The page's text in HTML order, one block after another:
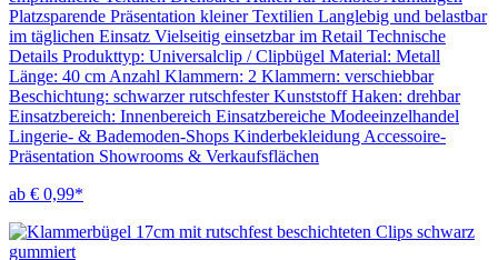
Platzsparende Präsentation kleiner Textilien Langlebig und belastbar
im täglichen Einsatz Vielseitig einsetzbar im Retail Technische
Details Produkttyp: Universalclip / Clipbügel Material: Metall
Länge: 40 cm Anzahl Klammern: 2 Klammern: verschiebbar
Beschichtung: schwarzer rutschfester Kunststoff Haken: drehbar
Einsatzbereich: Innenbereich Einsatzbereiche Modeeinzelhandel
Lingerie- & Bademoden-Shops Kinderbekleidung Accessoire-
Präsentation Showrooms & Verkaufsflächen
ab € 0,99*